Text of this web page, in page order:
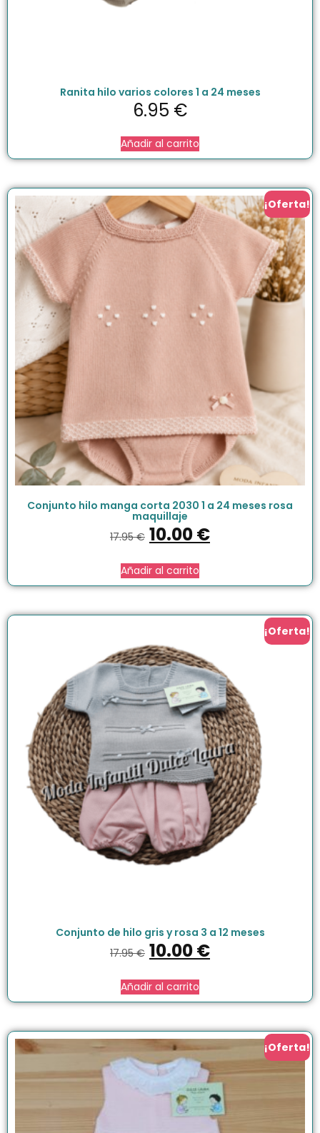
Ranita hilo varios colores 1 a 24 meses
6.95 €
Añadir al carrito
¡Oferta!
Conjunto hilo manga corta 2030 1 a 24 meses rosa
maquillaje
17.95€ 10.00€
Añadir al carrito
¡Oferta!
Conjunto de hilo gris y rosa 3 a 12 meses
17.95€ 10.00€
Añadir al carrito
¡Oferta!